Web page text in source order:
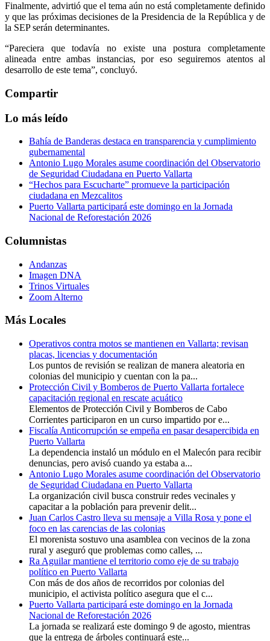
Finalmente, advirtió que el tema aún no está completamente definido
y que las próximas decisiones de la Presidencia de la República y de
la SEP serán determinantes.
“Pareciera que todavía no existe una postura completamente
alineada entre ambas instancias, por eso seguiremos atentos al
desarrollo de este tema”, concluyó.
Compartir
Lo más leído
Bahía de Banderas destaca en transparencia y cumplimiento
gubernamental
Antonio Lugo Morales asume coordinación del Observatorio
de Seguridad Ciudadana en Puerto Vallarta
“Hechos para Escucharte” promueve la participación
ciudadana en Mezcalitos
Puerto Vallarta participará este domingo en la Jornada
Nacional de Reforestación 2026
Columnistas
Andanzas
Imagen DNA
Trinos Virtuales
Zoom Alterno
Más Locales
Operativos contra motos se mantienen en Vallarta; revisan
placas, licencias y documentación
Los puntos de revisión se realizan de manera aleatoria en
colonias del municipio y cuentan con la pa...
Protección Civil y Bomberos de Puerto Vallarta fortalece
capacitación regional en rescate acuático
Elementos de Protección Civil y Bomberos de Cabo
Corrientes participaron en un curso impartido por e...
Fiscalía Anticorrupción se empeña en pasar desapercibida en
Puerto Vallarta
La dependencia instaló un módulo en el Malecón para recibir
denuncias, pero avisó cuando ya estaba a...
Antonio Lugo Morales asume coordinación del Observatorio
de Seguridad Ciudadana en Puerto Vallarta
La organización civil busca construir redes vecinales y
capacitar a la población para prevenir delit...
Juan Carlos Castro lleva su mensaje a Villa Rosa y pone el
foco en las carencias de las colonias
El morenista sostuvo una asamblea con vecinos de la zona
rural y aseguró que problemas como calles, ...
Ra Aguilar mantiene el territorio como eje de su trabajo
político en Puerto Vallarta
Con más de dos años de recorridos por colonias del
municipio, el activista político asegura que el c...
Puerto Vallarta participará este domingo en la Jornada
Nacional de Reforestación 2026
La jornada se realizará este domingo 9 de agosto, mientras
que la entrega de árboles continuará este...